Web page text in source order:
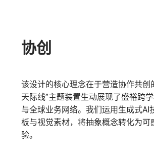
协创
该设计的核心理念在于营造协作共创
天际线”主题装置生动展现了盛裕跨
与全球业务网络。我们运用生成式AI
板与视觉素材，将抽象概念转化为可
验。